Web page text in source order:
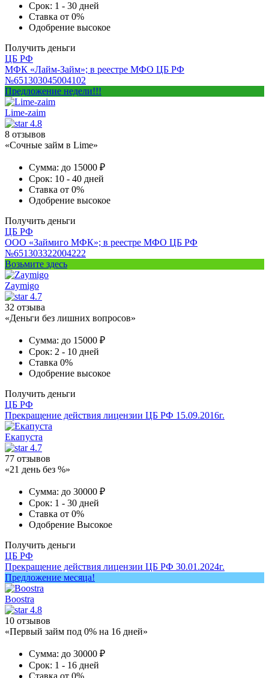
Срок: 1 - 30 дней
Ставка от 0%
Одобрение высокое
Получить деньги
ЦБ РФ
МФК «Лайм-Займ»; в реестре МФО ЦБ РФ
№651303045004102
Предложение недели!!!
Lime-zaim
4.8
8 отзывов
«Сочные займ в Lime»
Сумма: до 15000 ₽
Срок: 10 - 40 дней
Ставка от 0%
Одобрение высокое
Получить деньги
ЦБ РФ
ООО «Займиго МФК»; в реестре МФО ЦБ РФ
№651303322004222
Возьмите здесь
Zaymigo
4.7
32 отзыва
«Деньги без лишних вопросов»
Сумма: до 15000 ₽
Срок: 2 - 10 дней
Ставка 0%
Одобрение высокое
Получить деньги
ЦБ РФ
Прекращение действия лицензии ЦБ РФ 15.09.2016г.
Екапуста
4.7
77 отзывов
«21 день без %»
Сумма: до 30000 ₽
Срок: 1 - 30 дней
Ставка от 0%
Одобрение Высокое
Получить деньги
ЦБ РФ
Прекращение действия лицензии ЦБ РФ 30.01.2024г.
Предложение месяца!
Boostra
4.8
10 отзывов
«Первый займ под 0% на 16 дней»
Сумма: до 30000 ₽
Срок: 1 - 16 дней
Ставка от 0%